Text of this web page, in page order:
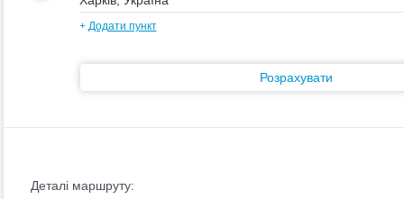
+ Додати пункт
Розрахувати
Деталі маршруту: